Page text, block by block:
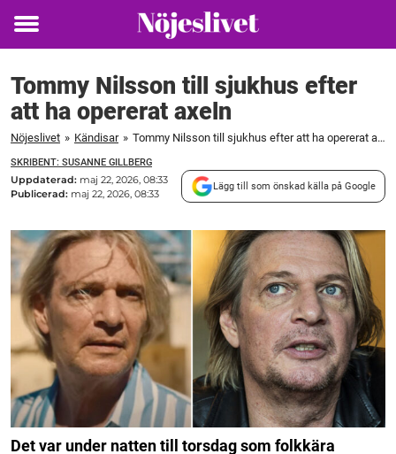
Toggle
Tommy Nilsson till sjukhus efter
att ha opererat axeln
Nöjeslivet » Kändisar » Tommy Nilsson till sjukhus efter att ha opererat axeln
SKRIBENT: SUSANNE GILLBERG
Uppdaterad: maj 22, 2026, 08:33
Publicerad: maj 22, 2026, 08:33
Lägg till som önskad källa på Google
Det var under natten till torsdag som folkkära